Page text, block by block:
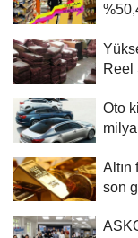
Reel
Oto
son